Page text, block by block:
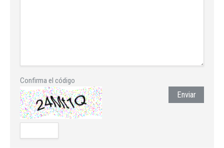
Confirma el código
Enviar